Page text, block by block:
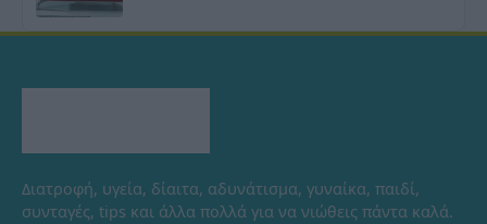
Διατροφή, υγεία, δίαιτα, αδυνάτισμα, γυναίκα, παιδί,
συνταγές, tips και άλλα πολλά για να νιώθεις πάντα καλά.